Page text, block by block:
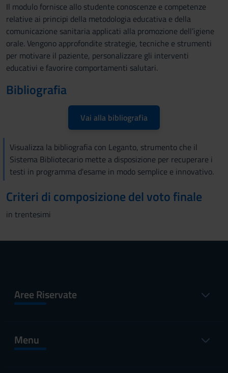
Il modulo fornisce allo studente conoscenze e competenze
relative ai principi della metodologia educativa e della
comunicazione sanitaria applicati alla promozione dell’igiene
orale. Vengono approfondite strategie, tecniche e strumenti
per motivare il paziente, personalizzare gli interventi
educativi e favorire comportamenti salutari.
Bibliografia
Vai alla bibliografia
Visualizza la bibliografia con Leganto, strumento che il
Sistema Bibliotecario mette a disposizione per recuperare i
testi in programma d'esame in modo semplice e innovativo.
Criteri di composizione del voto finale
in trentesimi
Aree Riservate
Menu